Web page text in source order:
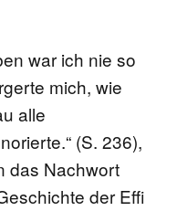
war ich nie so
mich, wie
alle
(S. 236),
das Nachwort
der Effi